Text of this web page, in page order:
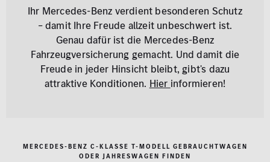
Ihr Mercedes-Benz verdient besonderen Schutz
– damit Ihre Freude allzeit unbeschwert ist.
Genau dafür ist die Mercedes-Benz
Fahrzeugversicherung gemacht. Und damit die
Freude in jeder Hinsicht bleibt, gibt's dazu
attraktive Konditionen. Hier informieren!
MERCEDES-BENZ C-KLASSE T-MODELL GEBRAUCHTWAGEN
ODER JAHRESWAGEN FINDEN